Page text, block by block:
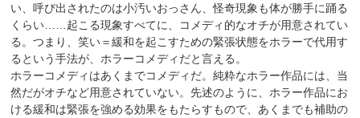
い、呼び出されたのは小汚いおっさん、怪奇現象も体が勝手に踊る
くらい……起こる現象すべてに、コメディ的なオチが用意されてい
る。つまり、笑い＝緩和を起こすための緊張状態をホラーで代用す
るという手法が、ホラーコメディだと言える。
ホラーコメディはあくまでコメディだ。純粋なホラー作品には、当
然だがオチなど用意されていない。先述のように、ホラー作品にお
ける緩和は緊張を強める効果をもたらすもので、あくまでも補助の